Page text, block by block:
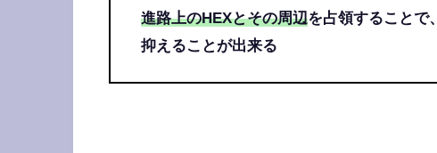
進路上のHEXとその周辺を占領することで、
抑えることが出来る